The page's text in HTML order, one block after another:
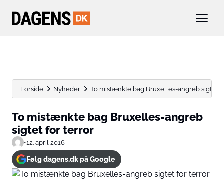
Forside Nyheder To mistænkte bag Bruxelles-angreb sigtet
To mistænkte bag Bruxelles-angreb
sigtet for terror
•12. april 2016
Følg dagens.dk på Google